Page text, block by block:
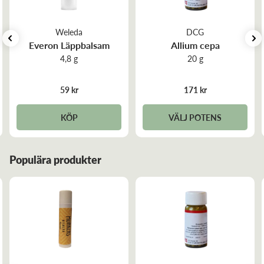
Bra ingredienser och väldigt vårdande för läpparna
carina K
Recensiondatum:
Recensiondatum:
Detta bicerat fungerar väldigt bra för torra läppar och
annan torr hud.
Weleda
Everon Läppbalsam
4,8 g
59 kr
KÖP
DCG
Allium cepa
20 g
171 kr
VÄLJ POTENS
Populära produkter